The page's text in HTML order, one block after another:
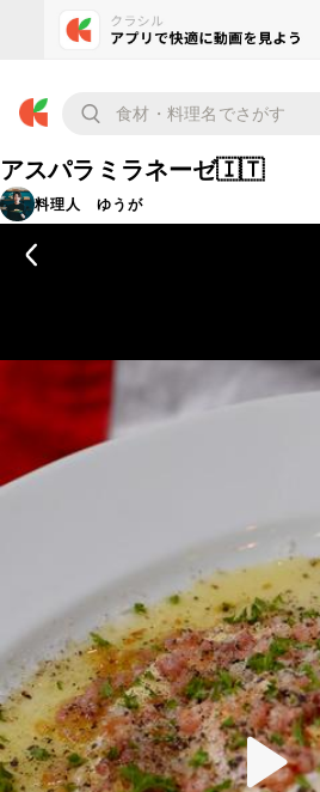
アスパラミラネーゼ🇮🇹
料理人 ゆうが